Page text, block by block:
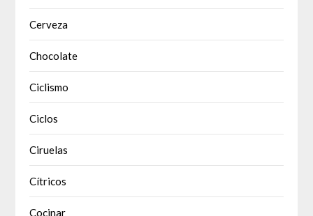
Cerveza
Chocolate
Ciclismo
Ciclos
Ciruelas
Cítricos
Cocinar